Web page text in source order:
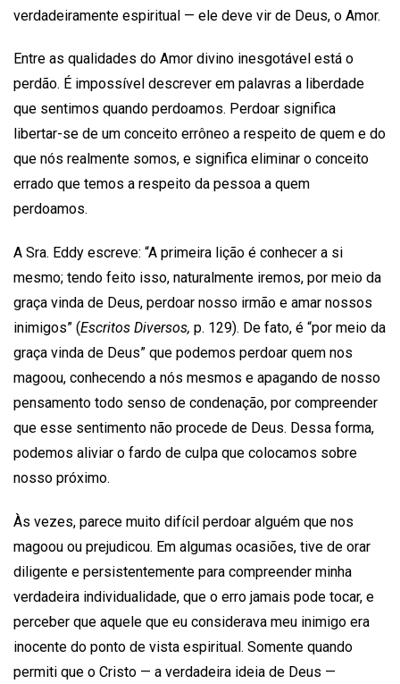
verdadeiramente espiritual — ele deve vir de Deus, o Amor.
Entre as qualidades do Amor divino inesgotável está o
perdão. É impossível descrever em palavras a liberdade
que sentimos quando perdoamos. Perdoar significa
libertar-se de um conceito errôneo a respeito de quem e do
que nós realmente somos, e significa eliminar o conceito
errado que temos a respeito da pessoa a quem
perdoamos.
A Sra. Eddy escreve: “A primeira lição é conhecer a si
mesmo; tendo feito isso, naturalmente iremos, por meio da
graça vinda de Deus, perdoar nosso irmão e amar nossos
inimigos” (Escritos Diversos, p. 129). De fato, é “por meio da
graça vinda de Deus” que podemos perdoar quem nos
magoou, conhecendo a nós mesmos e apagando de nosso
pensamento todo senso de condenação, por compreender
que esse sentimento não procede de Deus. Dessa forma,
podemos aliviar o fardo de culpa que colocamos sobre
nosso próximo.
Às vezes, parece muito difícil perdoar alguém que nos
magoou ou prejudicou. Em algumas ocasiões, tive de orar
diligente e persistentemente para compreender minha
verdadeira individualidade, que o erro jamais pode tocar, e
perceber que aquele que eu considerava meu inimigo era
inocente do ponto de vista espiritual. Somente quando
permiti que o Cristo — a verdadeira ideia de Deus —